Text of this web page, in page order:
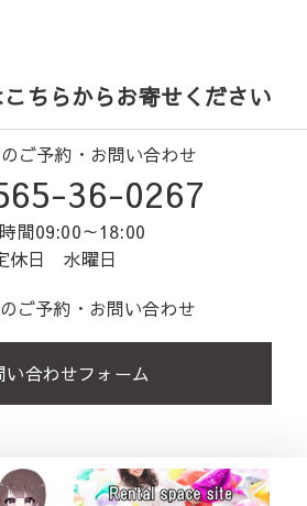
ちらからお寄せください
ご予約・お問い合わせ
36-0267
間09:00～18:00
休日 水曜日
ご予約・お問い合わせ
い合わせフォーム